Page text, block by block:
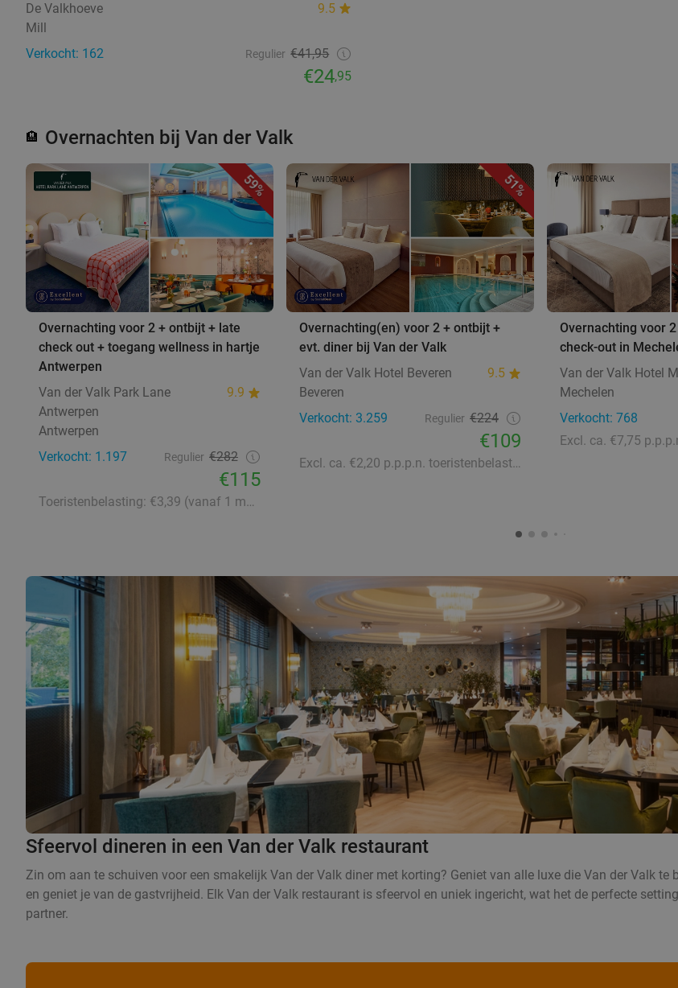
De Valkhoeve
9.5
Mill
Verkocht: 162
Regulier €41,95
€24,95
🏨 Overnachten bij Van der Valk
59%
Overnachting voor 2 + ontbijt + late
check out + toegang wellness in hartje
Antwerpen
Van der Valk Park Lane
Antwerpen
9.9
Antwerpen
Verkocht: 1.197
Regulier €282
€115
Toeristenbelasting: €3,39 (vanaf 1 maart 2026: €3,58)
51%
Overnachting(en) voor 2 + ontbijt +
evt. diner bij Van der Valk
Van der Valk Hotel Beveren
9.5
Beveren
Verkocht: 3.259
Regulier €224
€109
Excl. ca. €2,20 p.p.p.n. toeristenbelasting
Overnachting voor
check-out in
Van der Valk Hotel
Mechelen
Verkocht: 768
Sfeervol dineren in een Van der Valk restaurant
Zin om aan te schuiven voor een smakelijk Van der Valk diner met korting? Geniet van alle luxe die Van der Valk
en geniet je van de gastvrijheid. Elk Van der Valk restaurant is sfeervol en uniek ingericht, wat het de perfecte
partner.